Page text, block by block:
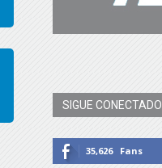
SIGUE CONECTADO
35,626 Fans